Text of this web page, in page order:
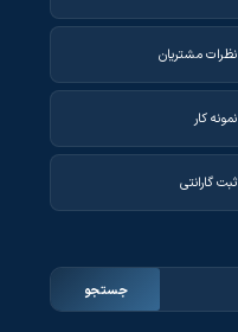
نظرات مشتریان
نمونه کار
ثبت گارانتی
جستجو